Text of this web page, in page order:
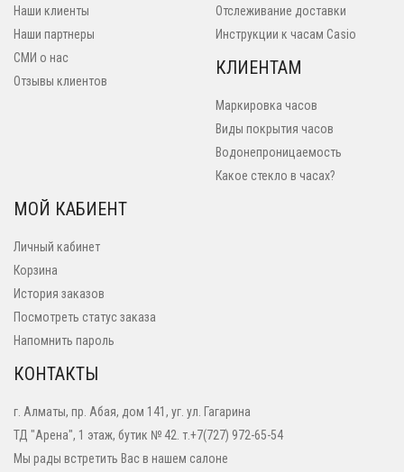
Наши клиенты
Наши партнеры
СМИ о нас
Отзывы клиентов
Отслеживание доставки
Инструкции к часам Casio
КЛИЕНТАМ
Маркировка часов
Виды покрытия часов
Водонепроницаемость
Какое стекло в часах?
МОЙ КАБИЕНТ
Личный кабинет
Корзина
История заказов
Посмотреть статус заказа
Напомнить пароль
КОНТАКТЫ
г. Алматы, пр. Абая, дом 141, уг. ул. Гагарина
ТД "Арена", 1 этаж, бутик № 42. т.+7(727) 972-65-54
Мы рады встретить Вас в нашем салоне